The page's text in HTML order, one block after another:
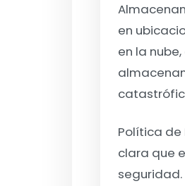
en
en la
Política de
clara que